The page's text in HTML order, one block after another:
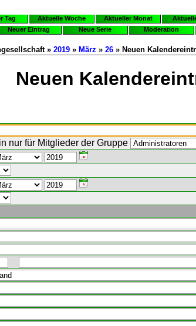
Tag Aktuelle Woche Aktueller Monat
Neuer Eintrag
Neue Serie Moderation
» 2019 » März » 26 » Neuen
Neuen
nur für Mitglieder der Gruppe